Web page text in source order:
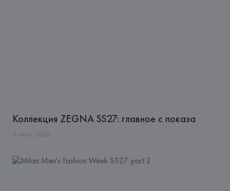
Коллекция ZEGNA SS27: главное с показа
2 июля 2026